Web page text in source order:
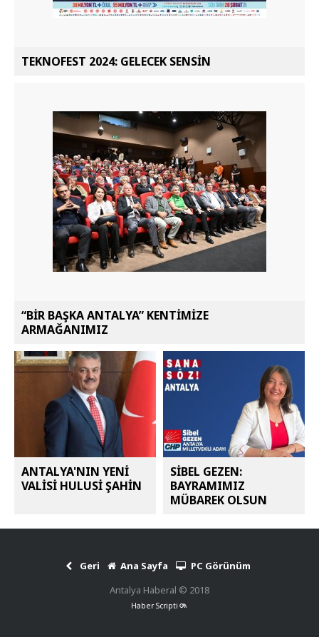
TEKNOFEST 2024: GELECEK SENSİN
“BİR BAŞKA ANTALYA” KENTİMİZE
ARMAĞANIMIZ
ANTALYA'NIN YENİ
VALİSİ HULUSİ ŞAHİN
SİBEL GEZEN:
BAYRAMIMIZ
MÜBAREK OLSUN
Geri Ana Sayfa
PC Görünüm
Antalya Haberal © 2018
Haber Scripti